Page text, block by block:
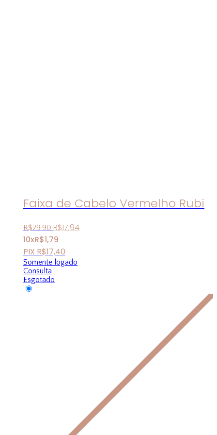
Faixa de Cabelo Vermelho Rubi
R$29,90 R$17,94
10xR$1,79
PIX R$17,40
Somente logado
Consulta
Esgotado